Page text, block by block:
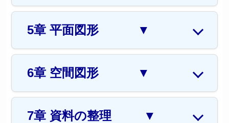
5章 平面図形 ▼
6章 空間図形 ▼
7章 資料の整理 ▼